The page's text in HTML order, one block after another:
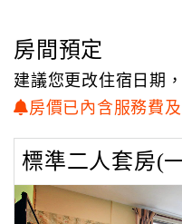
地
圖
顧
務
房間預定
建議您更改住宿日期
房價已內含服務費
標準二人套房(